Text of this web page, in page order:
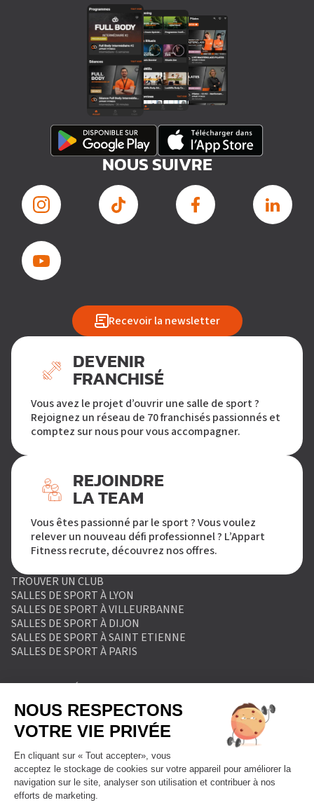
NOUS SUIVRE
Recevoir la newsletter
DEVENIR
FRANCHISÉ
Vous avez le projet d’ouvrir une salle de sport ?
Rejoignez un réseau de 70 franchisés passionnés et
comptez sur nous pour vous accompagner.
REJOINDRE
LA TEAM
Vous êtes passionné par le sport ? Vous voulez
relever un nouveau défi professionnel ? L’Appart
Fitness recrute, découvrez nos offres.
TROUVER UN CLUB
SALLES DE SPORT À LYON
SALLES DE SPORT À VILLEURBANNE
SALLES DE SPORT À DIJON
SALLES DE SPORT À SAINT ETIENNE
SALLES DE SPORT À PARIS
MENTIONS LÉGALES
POLITIQUE DE PROTECTION DES DONNÉES
POLITIQUE COOKIES
CONDITIONS GÉNÉRALES DE VENTE
FORMULAIRE DE RETRACTATION
FORMULAIRE DE RÉSILIATION